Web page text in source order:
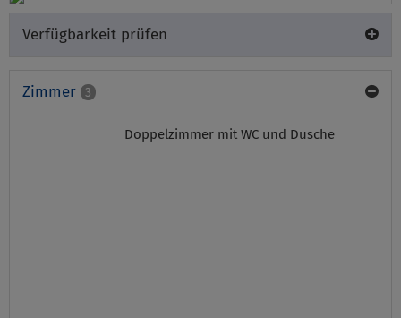
Verfügbarkeit prüfen
Zimmer 3
Doppelzimmer mit WC und Dusche